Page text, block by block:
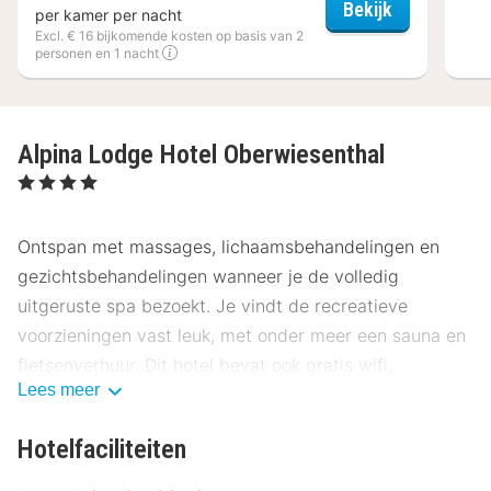
per kamer per nacht
Excl. € 16 bijkomende kosten op basis van 2
personen en 1 nacht
Bekijk
Alpina Lodge Hotel Oberwiesenthal
, 4 Sterren
Ontspan met massages, lichaamsbehandelingen en
gezichtsbehandelingen wanneer je de volledig
uitgeruste spa bezoekt. Je vindt de recreatieve
voorzieningen vast leuk, met onder meer een sauna en
fietsenverhuur. Dit hotel bevat ook gratis wifi,
conciërgeservices en een spelletjesruimte.
Dit hotel heeft een restaurant dat lunch en diner
Lees meer
Hotelfaciliteiten